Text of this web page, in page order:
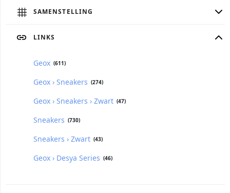
SAMENSTELLING
LINKS
Geox (611)
Geox › Sneakers (274)
Geox › Sneakers › Zwart (47)
Sneakers (730)
Sneakers › Zwart (43)
Geox › Desya Series (46)